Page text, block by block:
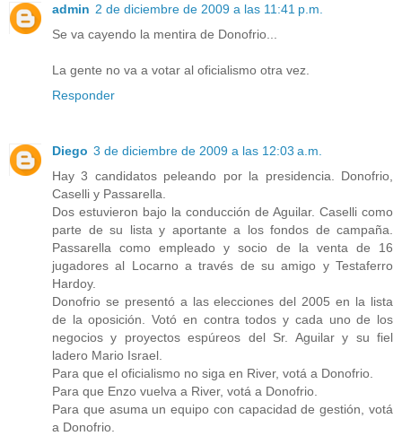
admin 2 de diciembre de 2009 a las 11:41 p.m.
Se va cayendo la mentira de Donofrio...
La gente no va a votar al oficialismo otra vez.
Responder
Diego 3 de diciembre de 2009 a las 12:03 a.m.
Hay 3 candidatos peleando por la presidencia. Donofrio,
Caselli y Passarella.
Dos estuvieron bajo la conducción de Aguilar. Caselli como
parte de su lista y aportante a los fondos de campaña.
Passarella como empleado y socio de la venta de 16
jugadores al Locarno a través de su amigo y Testaferro
Hardoy.
Donofrio se presentó a las elecciones del 2005 en la lista
de la oposición. Votó en contra todos y cada uno de los
negocios y proyectos espúreos del Sr. Aguilar y su fiel
ladero Mario Israel.
Para que el oficialismo no siga en River, votá a Donofrio.
Para que Enzo vuelva a River, votá a Donofrio.
Para que asuma un equipo con capacidad de gestión, votá
a Donofrio.